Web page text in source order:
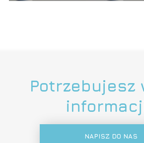
Potrzebujesz
NAPISZ DO NAS